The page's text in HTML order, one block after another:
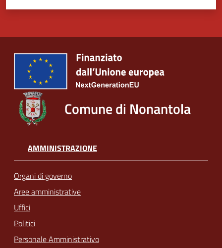
Comune di Nonantola
AMMINISTRAZIONE
Organi di governo
Aree amministrative
Uffici
Politici
Personale Amministrativo